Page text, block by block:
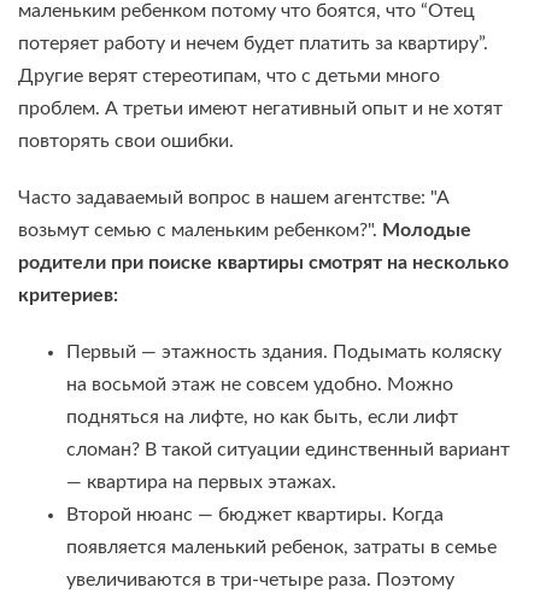
маленьким ребенком потому что боятся, что “Отец
потеряет работу и нечем будет платить за квартиру”.
Другие верят стереотипам, что с детьми много
проблем. А третьи имеют негативный опыт и не хотят
повторять свои ошибки.
Часто задаваемый вопрос в нашем агентстве: "А
возьмут семью с маленьким ребенком?". Молодые
родители при поиске квартиры смотрят на несколько
критериев:
Первый — этажность здания. Подымать коляску
на восьмой этаж не совсем удобно. Можно
подняться на лифте, но как быть, если лифт
сломан? В такой ситуации единственный вариант
— квартира на первых этажах.
Второй нюанс — бюджет квартиры. Когда
появляется маленький ребенок, затраты в семье
увеличиваются в три-четыре раза. Поэтому